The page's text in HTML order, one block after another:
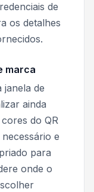
de
os detalhes
marca
janela de
ainda
do QR
e
para
onde o